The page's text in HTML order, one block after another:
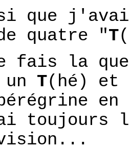
que
quatre "T
fais la
un T(hé) et
toujours le
vision...